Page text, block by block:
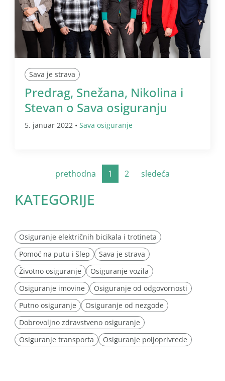
Sava je strava
Predrag, Snežana, Nikolina i
Stevan o Sava osiguranju
5. januar 2022 • Sava osiguranje
prethodna 1 2 sledeća
KATEGORIJE
Osiguranje električnih bicikala i trotineta
Pomoć na putu i šlep
Sava je strava
Životno osiguranje
Osiguranje vozila
Osiguranje imovine
Osiguranje od odgovornosti
Putno osiguranje
Osiguranje od nezgode
Dobrovoljno zdravstveno osiguranje
Osiguranje transporta
Osiguranje poljoprivrede